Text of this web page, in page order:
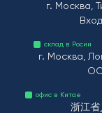
г. Москва,
склад в Росии
г. Москва,
офис в Китае
浙江省